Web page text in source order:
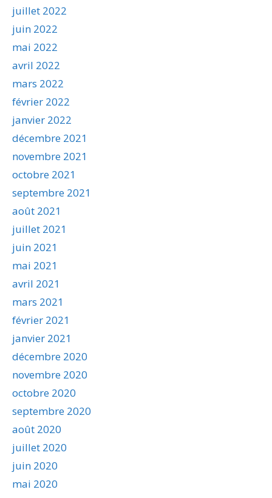
juillet 2022
juin 2022
mai 2022
avril 2022
mars 2022
février 2022
janvier 2022
décembre 2021
novembre 2021
octobre 2021
septembre 2021
août 2021
juillet 2021
juin 2021
mai 2021
avril 2021
mars 2021
février 2021
janvier 2021
décembre 2020
novembre 2020
octobre 2020
septembre 2020
août 2020
juillet 2020
juin 2020
mai 2020